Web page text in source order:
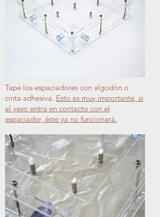
Tape los espaciadores con algodón o
cinta adhesiva. Esto es muy importante, si
el yeso entra en contacto con el
espaciador, éste ya no funcionará.